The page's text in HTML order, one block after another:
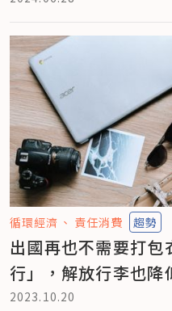
循環經濟 責任消費 趨勢
出國再也不需要打包
行」，解放行李也降
2023.10.20